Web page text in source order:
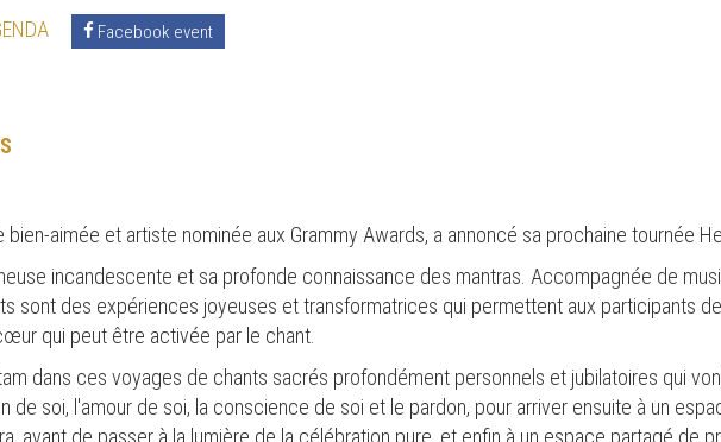
Facebook event
aimée et artiste nominée aux Grammy Awards, a annoncé sa prochaine tournée
incandescente et sa profonde connaissance des mantras. Accompagnée de
sont des expériences joyeuses et transformatrices qui permettent aux participants
qui peut être activée par le chant.
dans ces voyages de chants sacrés profondément personnels et jubilatoires qui
de soi, l'amour de soi, la conscience de soi et le pardon, pour arriver ensuite à un
avant de passer à la lumière de la célébration pure, et enfin à un espace partagé de